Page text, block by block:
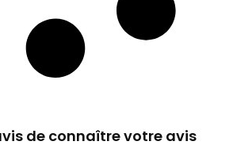
de connaître votre avis